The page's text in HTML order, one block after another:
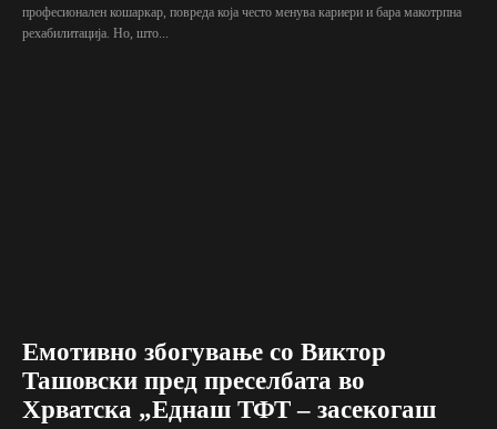
професионален кошаркар, повреда која често менува кариери и бара макотрпна
рехабилитација. Но, што...
Емотивно збогување со Виктор
Ташовски пред преселбата во
Хрватска „Еднаш ТФТ – засекогаш